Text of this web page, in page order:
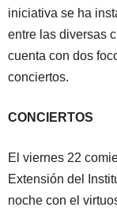
iniciativa se ha
entre las diversas
cuenta con dos
conciertos.
CONCIERTOS
El viernes 22
Extensión del
noche con el